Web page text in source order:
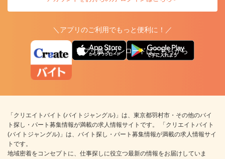
＼アプリのご利用でもっと便利に！／
アプリ版ダウンロードはこちらから
「クリエイトバイト (バイトジャングル)」は、東京都羽村市・その他のバイ
ト探し・パート募集情報が満載の求人情報サイトです。 「クリエイトバイト
(バイトジャングル)」は、バイト探し・パート募集情報が満載の求人情報サイ
トです。
地域密着をコンセプトに、仕事探しに役立つ最新の情報をお届けしていま